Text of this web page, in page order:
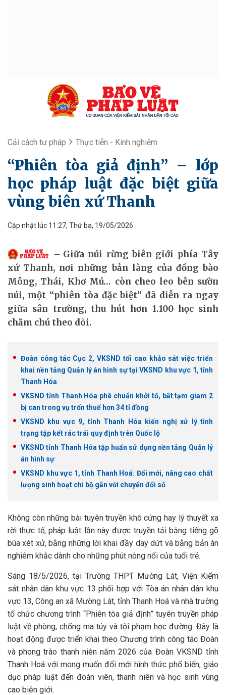
Cải cách tư pháp Thực tiễn - Kinh nghiệm
“Phiên tòa giả định” – lớp
học pháp luật đặc biệt giữa
vùng biên xứ Thanh
Cập nhật lúc 11:27, Thứ ba, 19/05/2026
Giữa núi rừng biên giới phía Tây
xứ Thanh, nơi những bản làng của đồng bào
Mông, Thái, Khơ Mú… còn cheo leo bên sườn
núi, một “phiên tòa đặc biệt” đã diễn ra ngay
giữa sân trường, thu hút hơn 1.100 học sinh
chăm chú theo dõi.
Đoàn công tác Cục 2, VKSND tối cao khảo sát việc triển
khai nền tảng Quản lý án hình sự tại VKSND khu vực 1, tỉnh
Thanh Hóa
VKSND tỉnh Thanh Hóa phê chuẩn khởi tố, bắt tạm giam 2
bị can trong vụ trốn thuế hơn 34 tỉ đồng
VKSND khu vực 9, tỉnh Thanh Hóa kiến nghị xử lý tình
trạng tập kết rác trái quy định trên Quốc lộ
VKSND tỉnh Thanh Hóa tập huấn sử dụng nền tảng Quản lý
án hình sự
VKSND khu vực 1, tỉnh Thanh Hoá: Đổi mới, nâng cao chất
lượng sinh hoạt chi bộ gắn với chuyển đổi số
Không còn những bài tuyên truyền khô cứng hay lý thuyết xa
rời thực tế, pháp luật lần này được truyền tải bằng tiếng gõ
búa xét xử, bằng những lời khai đầy day dứt và bằng bản án
nghiêm khắc dành cho những phút nông nổi của tuổi trẻ.
Sáng 18/5/2026, tại Trường THPT Mường Lát, Viện Kiểm
sát nhân dân khu vực 13 phối hợp với Tòa án nhân dân khu
vực 13, Công an xã Mường Lát, tỉnh Thanh Hoá và nhà trường
tổ chức chương trình “Phiên tòa giả định” tuyên truyền pháp
luật về phòng, chống ma túy và tội phạm học đường. Đây là
hoạt động được triển khai theo Chương trình công tác Đoàn
và phong trào thanh niên năm 2026 của Đoàn VKSND tỉnh
Thanh Hoá với mong muốn đổi mới hình thức phổ biến, giáo
dục pháp luật đến đoàn viên, thanh niên và học sinh vùng
cao biên giới.